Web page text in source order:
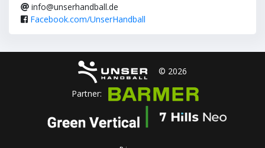
info@unserhandball.de
Facebook.com/UnserHandball
© 2026
Partner: